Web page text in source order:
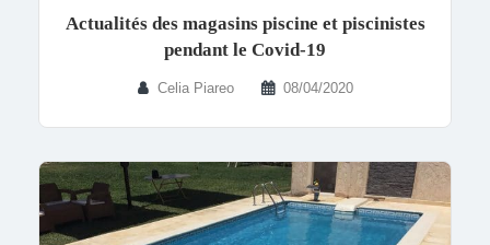
Actualités des magasins piscine et piscinistes
pendant le Covid-19
Celia Piareo 08/04/2020